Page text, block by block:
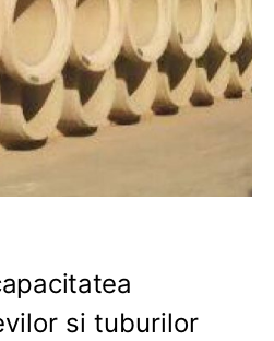
si tuburilor